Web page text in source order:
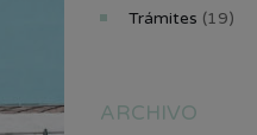
Trámites (19)
ARCHIVO